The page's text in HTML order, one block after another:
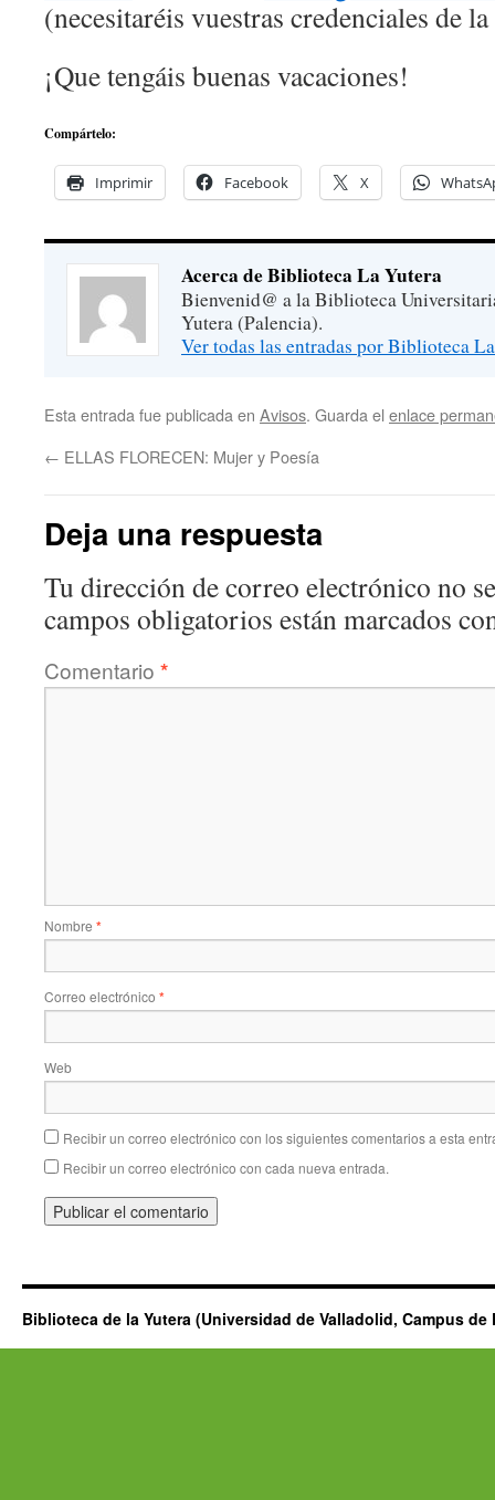
(necesitaréis vuestras credenciales de
¡Que tengáis buenas vacaciones!
Compártelo:
Imprimir Facebook X
Acerca de Biblioteca La Yutera
Bienvenid@ a la Biblioteca
Yutera (Palencia).
Ver todas las entradas por Biblioteca
Esta entrada fue publicada en Avisos. Guarda el enlace
← ELLAS FLORECEN: Mujer y Poesía
Deja una respuesta
Tu dirección de correo electrónico no
campos obligatorios están marcados
Comentario *
Nombre *
Correo electrónico *
Web
Recibir un correo electrónico con los siguientes comentarios a esta
Recibir un correo electrónico con cada nueva entrada.
Biblioteca de la Yutera (Universidad de Valladolid, Campus de